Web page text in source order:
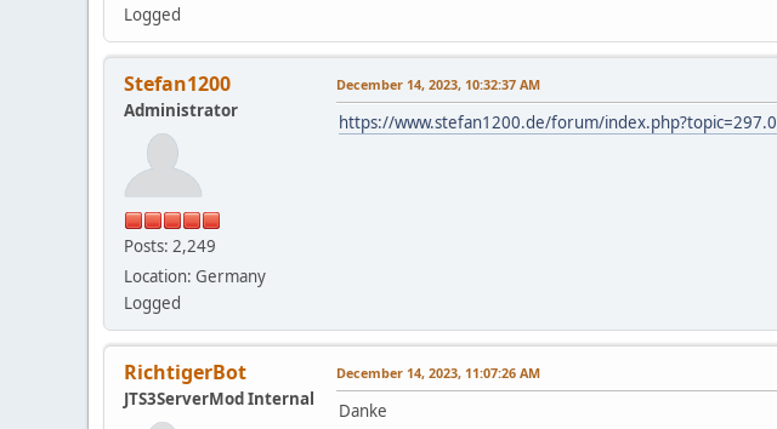
Logged
Stefan1200
Administrator
Posts: 2,249
Location: Germany
Logged
December 14, 2023, 10:32:37 AM
https://www.stefan1200.de/forum/index.php?topic=297.0
RichtigerBot
JTS3ServerMod Internal
December 14, 2023, 11:07:26 AM
Danke